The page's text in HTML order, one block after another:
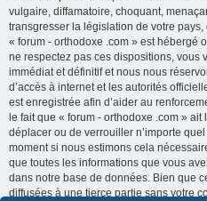
vulgaire, diffamatoire, choquant,
transgresser la législation de votre
« forum - orthodoxe .com » est hébergé
ne respectez pas ces dispositions, vous
immédiat et définitif et nous nous
d’accès à internet et les autorités
est enregistrée afin d’aider au
le fait que « forum - orthodoxe .com »
déplacer ou de verrouiller n’importe
moment si nous estimons cela
que toutes les informations que vous
dans notre base de données. Bien que
diffusées à une tierce partie sans votre